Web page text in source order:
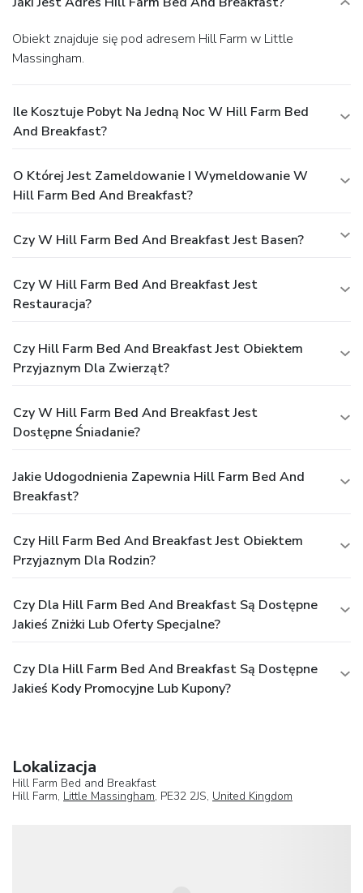
Obiekt znajduje się pod adresem Hill Farm w Little
Massingham.
Ile Kosztuje Pobyt Na Jedną Noc W Hill Farm Bed
And Breakfast?
O Której Jest Zameldowanie I Wymeldowanie W
Hill Farm Bed And Breakfast?
Czy W Hill Farm Bed And Breakfast Jest Basen?
Czy W Hill Farm Bed And Breakfast Jest
Restauracja?
Czy Hill Farm Bed And Breakfast Jest Obiektem
Przyjaznym Dla Zwierząt?
Czy W Hill Farm Bed And Breakfast Jest
Dostępne Śniadanie?
Jakie Udogodnienia Zapewnia Hill Farm Bed And
Breakfast?
Czy Hill Farm Bed And Breakfast Jest Obiektem
Przyjaznym Dla Rodzin?
Czy Dla Hill Farm Bed And Breakfast Są Dostępne
Jakieś Zniżki Lub Oferty Specjalne?
Czy Dla Hill Farm Bed And Breakfast Są Dostępne
Jakieś Kody Promocyjne Lub Kupony?
Lokalizacja
Hill Farm Bed and Breakfast
Hill Farm, Little Massingham, PE32 2JS, United Kingdom